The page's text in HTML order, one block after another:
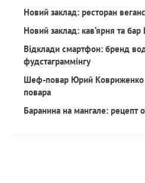
Новий заклад: ресторан
Новий заклад: кав‘ярня та
Відклади смартфон: бренд
фудстаграммінгу
Шеф-повар Юрий Ковриженко
повара
Баранина на мангале: рецепт